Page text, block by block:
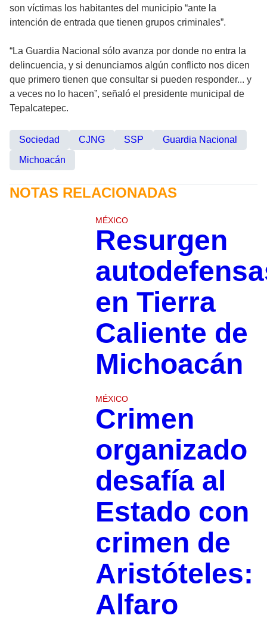
son víctimas los habitantes del municipio “ante la
intención de entrada que tienen grupos criminales”.
“La Guardia Nacional sólo avanza por donde no entra la
delincuencia, y si denunciamos algún conflicto nos dicen
que primero tienen que consultar si pueden responder... y
a veces no lo hacen”, señaló el presidente municipal de
Tepalcatepec.
Sociedad CJNG SSP
Guardia Nacional
Michoacán
NOTAS RELACIONADAS
MÉXICO
Resurgen
en Tierra
Caliente de
Michoacán
MÉXICO
Crimen
organizado
desafía al
Estado con
crimen de
Aristóteles:
Alfaro